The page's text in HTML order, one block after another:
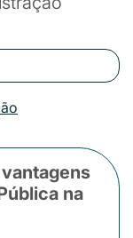
vantagens
na